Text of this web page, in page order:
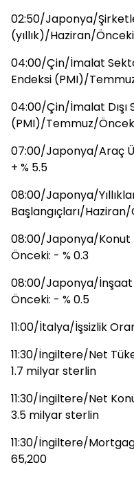
02:50/Japonya/
(yıllık)/Haziran/Önceki:
04:00/Çin/İmalat
Endeksi (PMI)/
04:00/Çin/İmalat Dışı
(PMI)/Temmuz/
07:00/Japonya/Araç
+ % 5.5
08:00/Japonya/
Başlangıçları/
08:00/Japonya/Konut
Önceki: - % 0.3
08:00/Japonya/İnşaat
Önceki: - % 0.5
11:00/İtalya/İşsizlik
11:30/İngiltere/Net
1.7 milyar sterlin
11:30/İngiltere/Net
3.5 milyar sterlin
11:30/İngiltere/
65,200